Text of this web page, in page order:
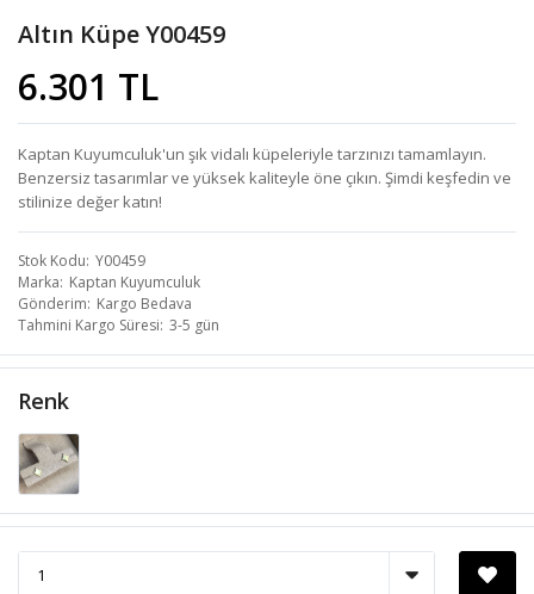
Altın Küpe Y00459
6.301 TL
Kaptan Kuyumculuk'un şık vidalı küpeleriyle tarzınızı tamamlayın.
Benzersiz tasarımlar ve yüksek kaliteyle öne çıkın. Şimdi keşfedin ve
stilinize değer katın!
Stok Kodu Y00459
Marka Kaptan Kuyumculuk
Gönderim Kargo Bedava
Tahmini Kargo Süresi 3-5 gün
Renk